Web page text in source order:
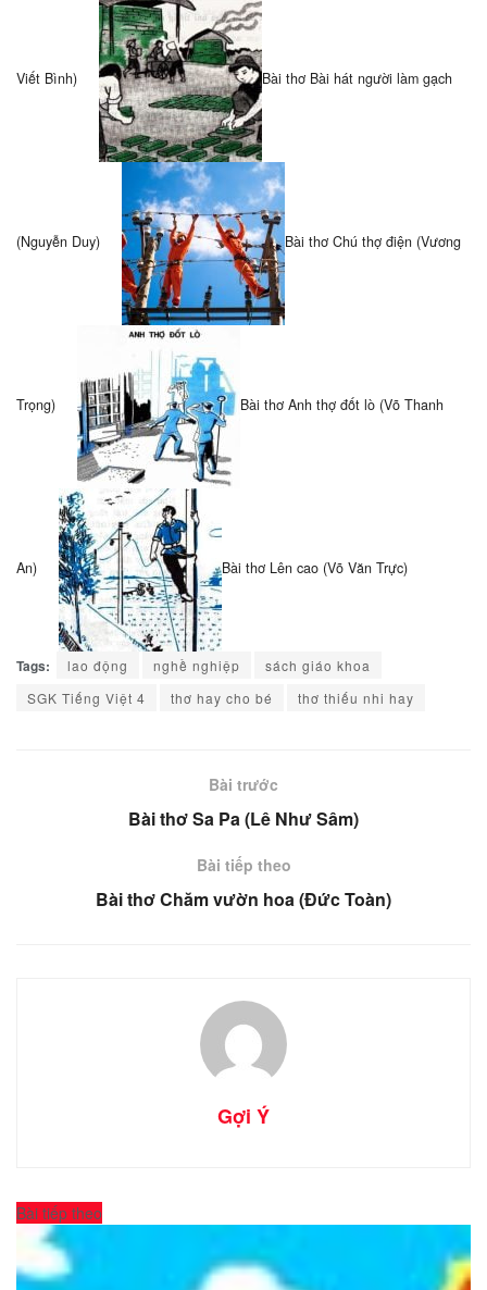
Viết Bình) Bài thơ Bài hát người làm gạch
(Nguyễn Duy) Bài thơ Chú thợ điện (Vương
Trọng) Bài thơ Anh thợ đốt lò (Võ Thanh
An) Bài thơ Lên cao (Võ Văn Trực)
Tags: lao động nghề nghiệp
sách giáo khoa
SGK Tiếng Việt 4
thơ hay cho bé thơ thiếu nhi hay
Bài trước
Bài thơ Sa Pa (Lê Như Sâm)
Bài tiếp theo
Bài thơ Chăm vườn hoa (Đức Toàn)
Gợi Ý
Bài tiếp theo